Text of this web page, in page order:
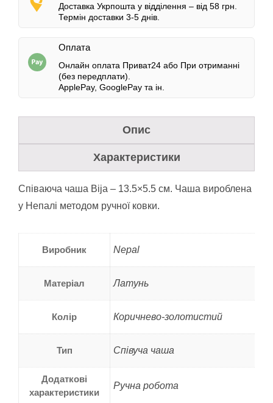
Доставка Укрпошта у відділення – від 58 грн.
Термін доставки 3-5 днів.
Оплата
Онлайн оплата Приват24 або При отриманні
(без передплати).
ApplePay, GooglePay та ін
Опис
Характеристики
Співаюча чаша Bija – 13.5×5.5 см. Чаша вироблена
у Непалі методом ручної ковки.
Виробник Nepal
Матеріал Латунь
Колір Коричнево-золотистий
Тип Співуча чаша
Додаткові
характеристики
Ручна робота